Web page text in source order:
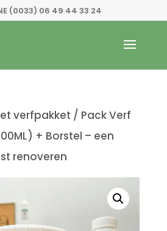
(0033) 06 49 44 33 24
verfpakket / Pack Verf
+ Borstel – een
renoveren